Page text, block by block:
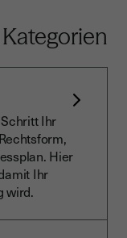
Ihr
Hier
Ihr
wird.